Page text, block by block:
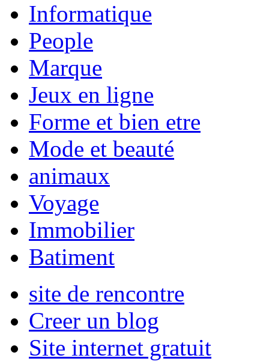
Informatique
People
Marque
Jeux en ligne
Forme et bien etre
Mode et beauté
animaux
Voyage
Immobilier
Batiment
site de rencontre
Creer un blog
Site internet gratuit